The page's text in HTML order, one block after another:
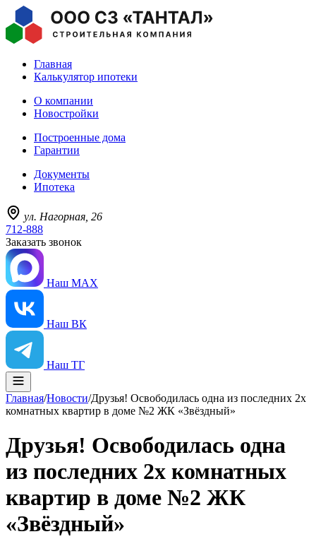
Главная
Калькулятор ипотеки
О компании
Новостройки
Построенные дома
Гарантии
Документы
Ипотека
ул. Нагорная, 26
712-888
Заказать звонок
Наш MAX
Наш ВК
Наш ТГ
Главная/Новости/Друзья! Освободилась одна из последних 2х
комнатных квартир в доме №2 ЖК «Звёздный»
Друзья! Освободилась одна
из последних 2х комнатных
квартир в доме №2 ЖК
«Звёздный»